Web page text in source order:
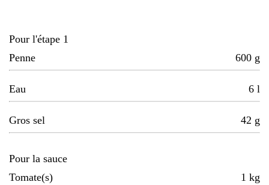
Pour l'étape 1
Penne
600 g
Eau 6 l
Gros sel 42 g
Pour la sauce
Tomate(s)
1 kg